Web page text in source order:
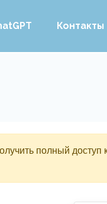
Контакты
полный доступ